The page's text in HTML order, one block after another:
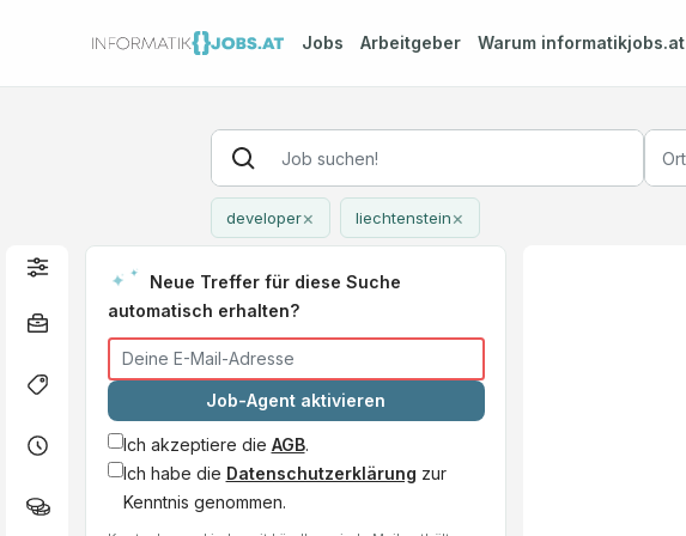
Jobs Arbeitgeber Warum informatikjobs.at
developer× liechtenstein×
Neue Treffer für diese Suche
automatisch erhalten?
Job-Agent aktivieren
Ich akzeptiere die AGB.
Ich habe die Datenschutzerklärung zur
Kenntnis genommen.